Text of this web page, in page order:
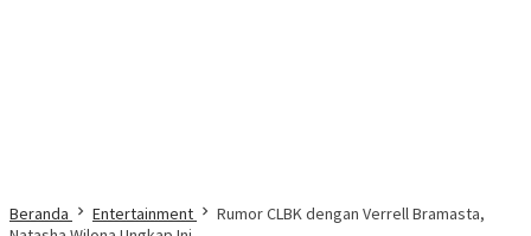
Beranda Entertainment
Rumor CLBK dengan Verrell Bramasta,